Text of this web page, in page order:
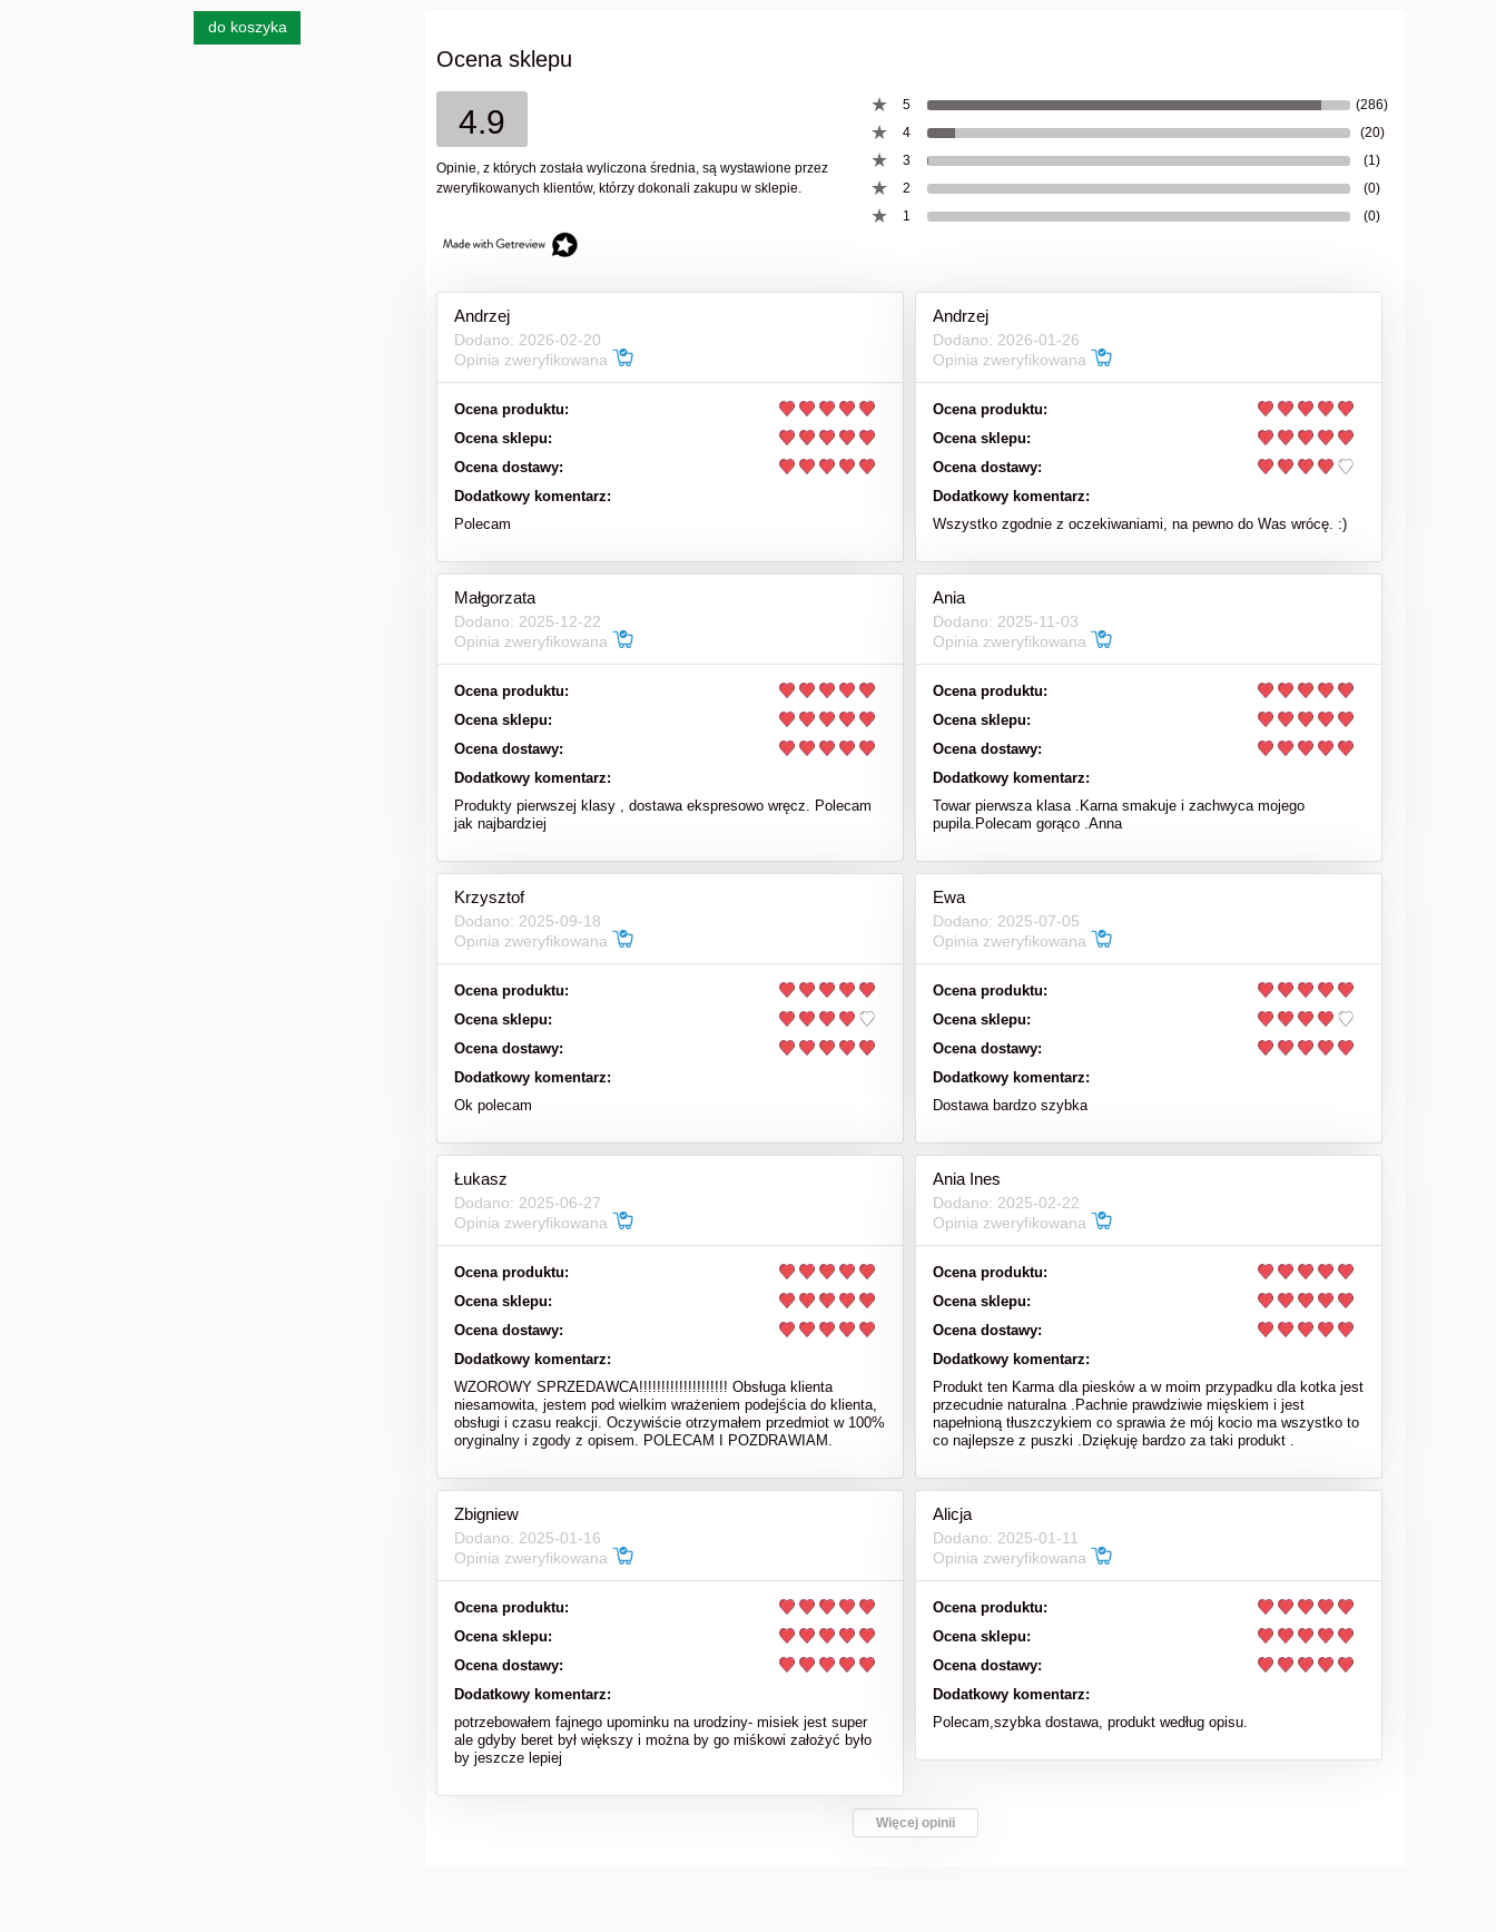
do koszyka
Ocena sklepu
4.9
Opinie, z których została wyliczona średnia, są wystawione przez
zweryfikowanych klientów, którzy dokonali zakupu w sklepie.
5
(286)
4
(20)
3
(1)
2
(0)
1
(0)
Andrzej
Dodano: 2026-02-20
Opinia zweryfikowana
Ocena produktu:
Ocena sklepu:
Ocena dostawy:
Dodatkowy komentarz:
Polecam
Andrzej
Dodano: 2026-01-26
Opinia zweryfikowana
Ocena produktu:
Ocena sklepu:
Ocena dostawy:
Dodatkowy komentarz:
Wszystko zgodnie z oczekiwaniami, na pewno do Was wrócę. :)
Małgorzata
Dodano: 2025-12-22
Opinia zweryfikowana
Ocena produktu:
Ocena sklepu:
Ocena dostawy:
Dodatkowy komentarz:
Produkty pierwszej klasy , dostawa ekspresowo wręcz. Polecam
jak najbardziej
Ania
Dodano: 2025-11-03
Opinia zweryfikowana
Ocena produktu:
Ocena sklepu:
Ocena dostawy:
Dodatkowy komentarz:
Towar pierwsza klasa .Karna smakuje i zachwyca mojego
pupila.Polecam gorąco .Anna
Krzysztof
Dodano: 2025-09-18
Opinia zweryfikowana
Ocena produktu:
Ocena sklepu:
Ocena dostawy:
Dodatkowy komentarz:
Ok polecam
Ewa
Dodano: 2025-07-05
Opinia zweryfikowana
Ocena produktu:
Ocena sklepu:
Ocena dostawy:
Dodatkowy komentarz:
Dostawa bardzo szybka
Łukasz
Dodano: 2025-06-27
Opinia zweryfikowana
Ocena produktu:
Ocena sklepu:
Ocena dostawy:
Dodatkowy komentarz:
WZOROWY SPRZEDAWCA!!!!!!!!!!!!!!!!!!!! Obsługa klienta
niesamowita, jestem pod wielkim wrażeniem podejścia do klienta,
obsługi i czasu reakcji. Oczywiście otrzymałem przedmiot w 100%
oryginalny i zgody z opisem. POLECAM I POZDRAWIAM.
Ania Ines
Dodano: 2025-02-22
Opinia zweryfikowana
Ocena produktu:
Ocena sklepu:
Ocena dostawy:
Dodatkowy komentarz:
Produkt ten Karma dla piesków a w moim przypadku dla kotka jest
przecudnie naturalna .Pachnie prawdziwie mięskiem i jest
napełnioną tłuszczykiem co sprawia że mój kocio ma wszystko to
co najlepsze z puszki .Dziękuję bardzo za taki produkt .
Zbigniew
Dodano: 2025-01-16
Opinia zweryfikowana
Ocena produktu:
Ocena sklepu:
Ocena dostawy:
Dodatkowy komentarz:
potrzebowałem fajnego upominku na urodziny- misiek jest super
ale gdyby beret był większy i można by go miśkowi założyć było
by jeszcze lepiej
Alicja
Dodano: 2025-01-11
Opinia zweryfikowana
Ocena produktu:
Ocena sklepu:
Ocena dostawy:
Dodatkowy komentarz:
Polecam,szybka dostawa, produkt według opisu.
Więcej opinii